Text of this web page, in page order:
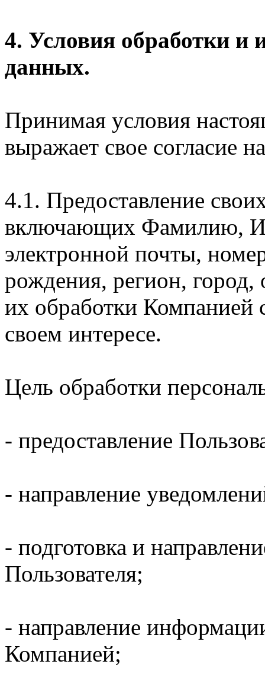
4. Условия обработки и
данных.
Принимая условия
выражает свое согласие
4.1. Предоставление
включающих Фамилию,
электронной почты,
рождения, регион,
их обработки Компанией
своем интересе.
Цель обработки
- предоставление
- направление
- подготовка и
Пользователя;
- направление
Компанией;